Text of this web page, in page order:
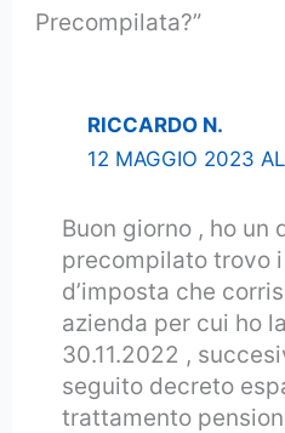
Precompilata?”
RICCARDO N.
12 MAGGIO 2023
Buon giorno , ho un
precompilato trovo
d’imposta che
azienda per cui ho
30.11.2022 ,
seguito decreto
trattamento